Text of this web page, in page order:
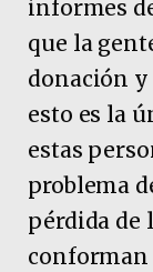
informes
que la
donación y
esto es la
estas
problema
pérdida de
conforman